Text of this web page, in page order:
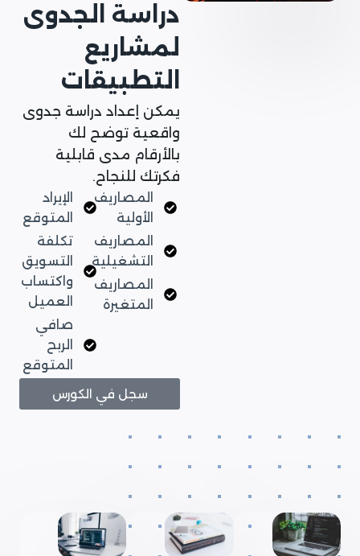
دراسة الجدوى
لمشاريع
التطبيقات
يمكن إعداد دراسة جدوى
واقعية توضح لك
بالأرقام مدى قابلية
فكرتك للنجاح.
المصاريف
الأولية
المصاريف
التشغيلية
المصاريف
المتغيرة
الإيراد
المتوقع
تكلفة
التسويق
واكتساب
العميل
صافي
الربح
المتوقع
سجل في الكورس